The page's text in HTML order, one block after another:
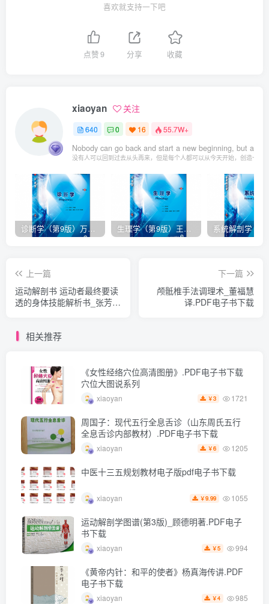
喜欢就支持一下吧
点赞9 分享 收藏
xiaoyan 关注
640 0 16 55.7W+
Nobody can go back and start a new beginning, but
没有人可以回到过去从头再来，但是每个人都可以从今天开始，创造一个
诊断学（第9版）万学红主编_人卫版教材.PDF电子书下载 生理学（第9版）王庭槐主编_人卫版教材.PDF电子书下载
上一篇
运动解剖书 运动者最终要读
透的身体技能解析书_张芳
下一篇
颅骶椎手法调理术_董福慧
译.PDF电子书下载
相关推荐
《女性经络穴位高清图册》.PDF电子书下载
穴位大图说系列
xiaoyan ￥3 1721
周国子：现代五行全息舌诊（山东周氏五行
全息舌诊内部教材）.PDF电子书下载
xiaoyan ￥6 1205
中医十三五规划教材电子版pdf电子书下载
xiaoyan ￥9.99 1055
运动解剖学图谱(第3版)_顾德明著.PDF电子
书下载
xiaoyan ￥5 994
《黄帝内针：和平的使者》杨真海传讲.PDF
电子书下载
xiaoyan ￥4 985